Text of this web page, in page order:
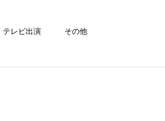
テレビ出演 その他